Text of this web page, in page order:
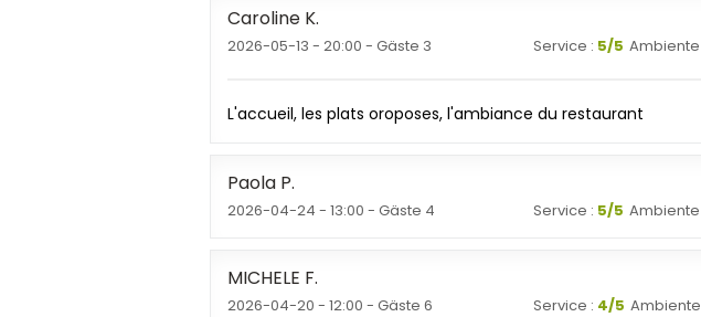
Caroline K
2026-05-13 - 20:00 - Gäste 3 Service : 5/5 Ambiente
L'accueil, les plats oroposes, l'ambiance du restaurant
Paola P
2026-04-24 - 13:00 - Gäste 4 Service : 5/5 Ambiente
MICHELE F
2026-04-20 - 12:00 - Gäste 6 Service : 4/5 Ambiente